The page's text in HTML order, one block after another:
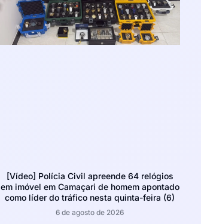
[Vídeo] Polícia Civil apreende 64 relógios
em imóvel em Camaçari de homem apontado
como líder do tráfico nesta quinta-feira (6)
6 de agosto de 2026